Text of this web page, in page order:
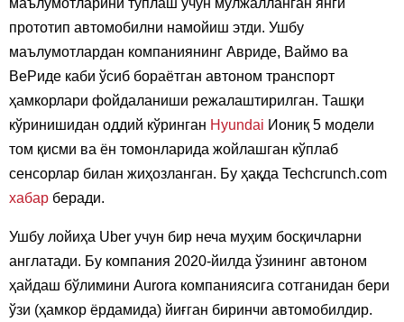
маълумотларини тўплаш учун мўлжалланган янги
прототип автомобилни намойиш этди. Ушбу
маълумотлардан компаниянинг Авриде, Ваймо ва
ВеРиде каби ўсиб бораётган автоном транспорт
ҳамкорлари фойдаланиши режалаштирилган. Ташқи
кўринишидан оддий кўринган Hyundai Иониқ 5 модели
том қисми ва ён томонларида жойлашган кўплаб
сенсорлар билан жиҳозланган. Бу ҳақда Techcrunch.com
хабар беради.
Ушбу лойиҳа Uber учун бир неча муҳим босқичларни
англатади. Бу компания 2020-йилда ўзининг автоном
ҳайдаш бўлимини Aurora компаниясига сотганидан бери
ўзи (ҳамкор ёрдамида) йиғган биринчи автомобилдир.